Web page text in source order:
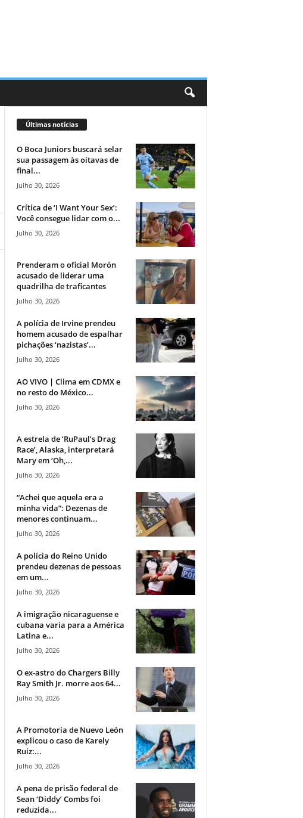
Últimas notícias
O Boca Juniors buscará selar
sua passagem às oitavas de
final...
Julho 30, 2026
Crítica de ‘I Want Your Sex’:
Você consegue lidar com o...
Julho 30, 2026
Prenderam o oficial Morón
acusado de liderar uma
quadrilha de traficantes
Julho 30, 2026
A polícia de Irvine prendeu
homem acusado de espalhar
pichações ‘nazistas’...
Julho 30, 2026
AO VIVO | Clima em CDMX e
no resto do México...
Julho 30, 2026
A estrela de ‘RuPaul’s Drag
Race’, Alaska, interpretará
Mary em ‘Oh,...
Julho 30, 2026
“Achei que aquela era a
minha vida”: Dezenas de
menores continuam...
Julho 30, 2026
A polícia do Reino Unido
prendeu dezenas de pessoas
em um...
Julho 30, 2026
A imigração nicaraguense e
cubana varia para a América
Latina e...
Julho 30, 2026
O ex-astro do Chargers Billy
Ray Smith Jr. morre aos 64...
Julho 30, 2026
A Promotoria de Nuevo León
explicou o caso de Karely
Ruiz:...
Julho 30, 2026
A pena de prisão federal de
Sean ‘Diddy’ Combs foi
reduzida...